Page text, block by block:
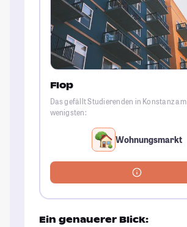
Flop
Das gefällt Studierenden in Konstanz am
wenigsten:
Wohnungsmarkt
Ein genauerer Blick: